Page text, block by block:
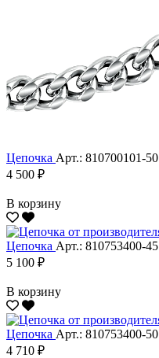
Цепочка Арт.: 810700101-50
4 500 ₽
В корзину
Цепочка Арт.: 810753400-45
5 100 ₽
В корзину
Цепочка Арт.: 810753400-50
4 710 ₽